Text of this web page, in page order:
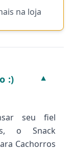
na loja
:) ▼
seu fiel
o Snack
Cachorros